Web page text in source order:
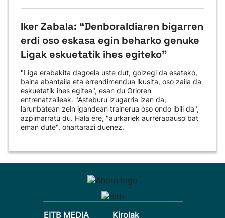
Iker Zabala: “Denboraldiaren bigarren
erdi oso eskasa egin beharko genuke
Ligak eskuetatik ihes egiteko"
"Liga erabakita dagoela uste dut, goizegi da esateko,
baina abantaila eta errendimendua ikusita, oso zaila da
eskuetatik ihes egitea", esan du Orioren
entrenatzaileak. "Asteburu izugarria izan da,
larunbatean zein igandean trainerua oso ondo ibili da",
azpimarratu du. Hala ere, "aurkariek aurrerapauso bat
eman dute", ohartarazi duenez.
EITB MEDIA
Kirolak